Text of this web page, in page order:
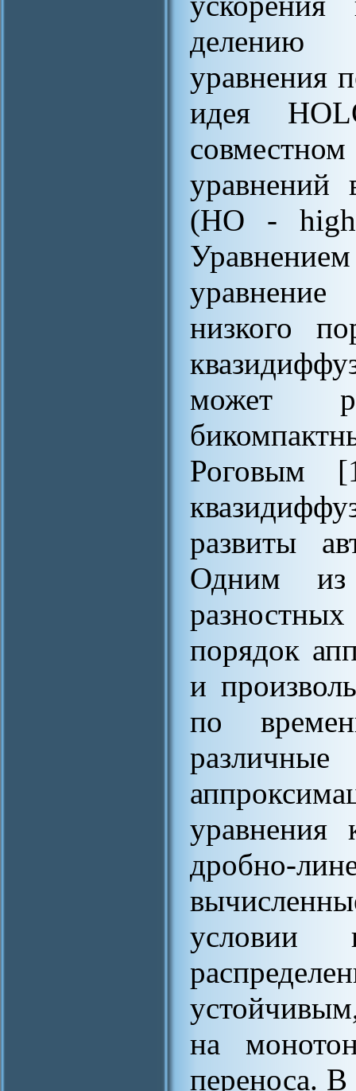
делению
уравнения
идея
уравнений
(HO -
низкого
может
Роговым
развиты
Одним из
порядок
и
по
уравнения
дробно-
условии
на
переноса. В